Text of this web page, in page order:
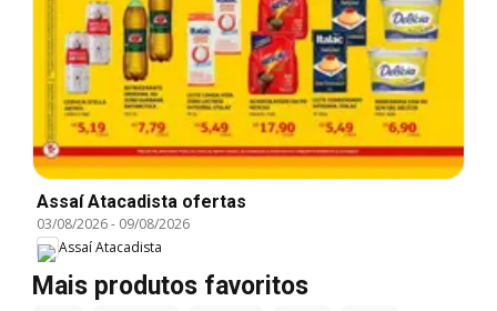
Assaí Atacadista ofertas
03/08/2026- 09/08/2026
Assaí Atacadista
Mais produtos favoritos